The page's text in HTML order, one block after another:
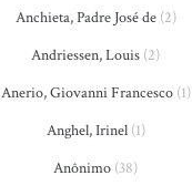
Anchieta, Padre José de(2)
Andriessen, Louis (2)
Anerio, Giovanni Francesco(1)
Anghel, Irinel(1)
Anônimo (38)